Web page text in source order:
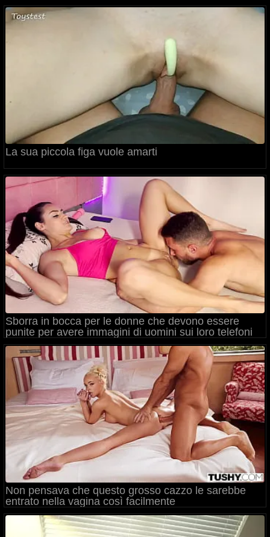
La sua piccola figa vuole amarti
Sborra in bocca per le donne che devono essere
punite per avere immagini di uomini sui loro telefoni
Non pensava che questo grosso cazzo le sarebbe
entrato nella vagina così facilmente